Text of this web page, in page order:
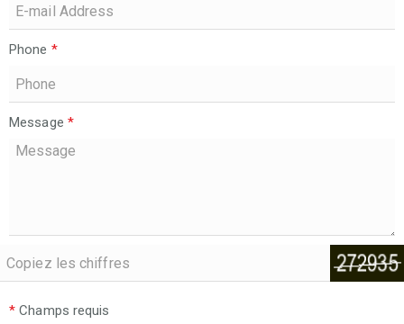
Phone *
Message *
* Champs requis